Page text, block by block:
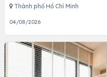
Thành phố Hồ Chí Minh
04/08/2026